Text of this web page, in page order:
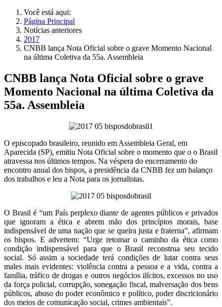
Você está aqui:
Página Principal
Notícias anteriores
2017
CNBB lança Nota Oficial sobre o grave Momento Nacional
na última Coletiva da 55a. Assembleia
CNBB lança Nota Oficial sobre o grave
Momento Nacional na última Coletiva da
55a. Assembleia
O episcopado brasileiro, reunido em Assembleia Geral, em
Aparecida (SP), emitiu Nota Oficial sobre o momento que o o Brasil
atravessa nos últimos tempos. Na véspera do encerramento do
encontro anual dos bispos, a presidência da CNBB fez um balanço
dos trabalhos e leu a Nota para os jornalistas.
O Brasil é “um País perplexo diante de agentes públicos e privados
que ignoram a ética e abrem mão dos princípios morais, base
indispensável de uma nação que se queira justa e fraterna”, afirmam
os bispos. E advertem: “Urge retomar o caminho da ética como
condição indispensável para que o Brasil reconstrua seu tecido
social. Só assim a sociedade terá condições de lutar contra seus
males mais evidentes: violência contra a pessoa e a vida, contra a
família, tráfico de drogas e outros negócios ilícitos, excessos no uso
da força policial, corrupção, sonegação fiscal, malversação dos bens
públicos, abuso do poder econômico e político, poder discricionário
dos meios de comunicação social, crimes ambientais”.